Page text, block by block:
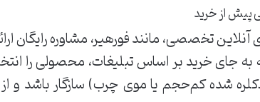
از خرید
آنلاین تخصصی، مانند فورهیر، مشاوره رایگان
جای خرید بر اساس تبلیغات، محصولی را
شده کم‌حجم یا موی چرب) سازگار باشد و